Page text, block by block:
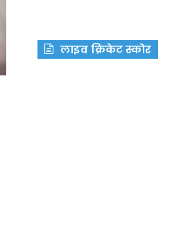
लाइव क्रिकेट स्कोर